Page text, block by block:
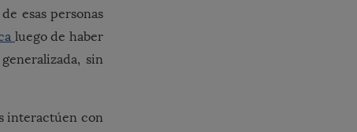
esas personas
luego de haber
sin
interactúen con